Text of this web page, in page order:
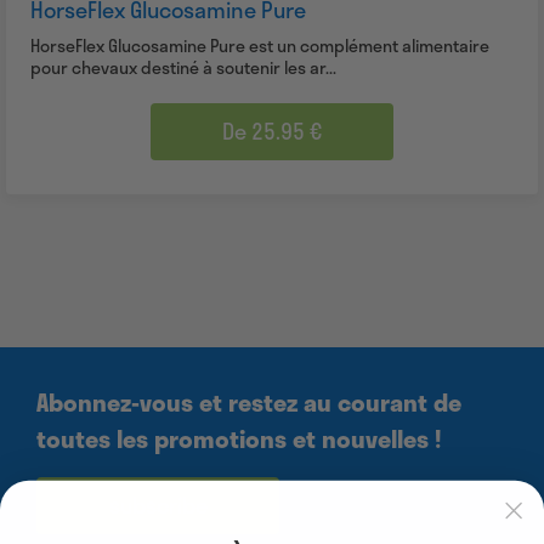
HorseFlex Glucosamine Pure
HorseFlex Glucosamine Pure est un complément alimentaire
pour chevaux destiné à soutenir les ar...
De 25.95 €
Abonnez-vous et restez au courant de
toutes les promotions et nouvelles !